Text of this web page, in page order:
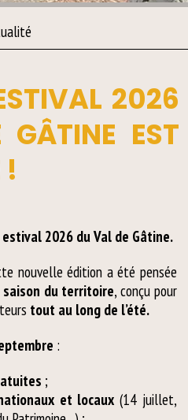
2026
EST
!
estival 2026 du Val de Gâtine.
nouvelle édition a été pensée
saison du territoire, conçu pour
tout au long de l’été.
:
;
et locaux (14 juillet,